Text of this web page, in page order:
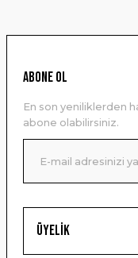
Ürün resmi kalitesiz,
Ürün bilgilerinde
Ürün fiyatı diğer
Bu ürüne benzer
Üyelik
ABONE OL
En son yeniliklerden
abone olabilirsiniz.